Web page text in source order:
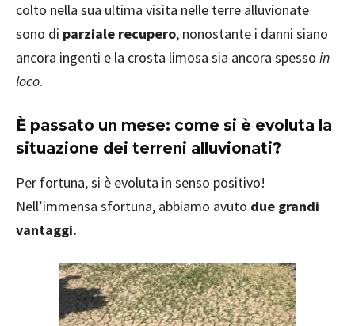
colto nella sua ultima visita nelle terre alluvionate
sono di parziale recupero, nonostante i danni siano
ancora ingenti e la crosta limosa sia ancora spesso in
loco.
È passato un mese: come si è evoluta la
situazione dei terreni alluvionati?
Per fortuna, si è evoluta in senso positivo!
Nell’immensa sfortuna, abbiamo avuto due grandi
vantaggi.